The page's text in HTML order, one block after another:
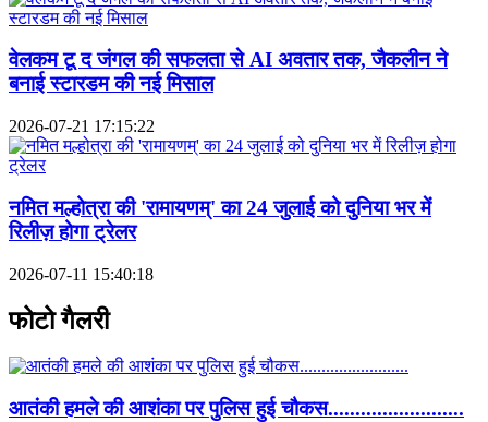
वेलकम टू द जंगल की सफलता से AI अवतार तक, जैकलीन ने
बनाई स्टारडम की नई मिसाल
2026-07-21 17:15:22
नमित मल्होत्रा की 'रामायणम्' का 24 जुलाई को दुनिया भर में
रिलीज़ होगा ट्रेलर
2026-07-11 15:40:18
फोटो गैलरी
आतंकी हमले की आशंका पर पुलिस हुई चौकस.........................